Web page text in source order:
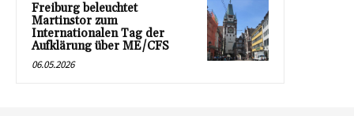
Freiburg beleuchtet
Martinstor zum
Internationalen Tag der
Aufklärung über ME/CFS
06.05.2026